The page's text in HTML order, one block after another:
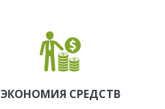
ЭКОНОМИЯ СРЕДСТВ